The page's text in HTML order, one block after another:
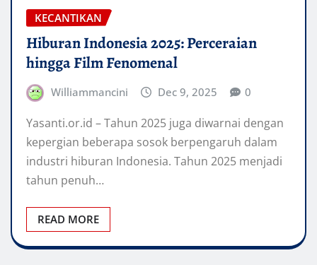
KECANTIKAN
Hiburan Indonesia 2025: Perceraian
hingga Film Fenomenal
Williammancini Dec 9, 2025 0
Yasanti.or.id – Tahun 2025 juga diwarnai dengan
kepergian beberapa sosok berpengaruh dalam
industri hiburan Indonesia. Tahun 2025 menjadi
tahun penuh…
READ MORE